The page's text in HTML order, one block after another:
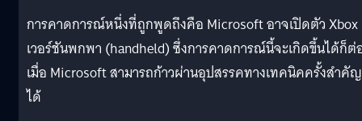
การคาดการณ์หนึ่งที่ถูกพูดถึงคือ Microsoft อาจเปิดตัว Xbox
เวอร์ชันพกพา (handheld) ซึ่งการคาดการณ์นี้จะเกิดขึ้นได้ก็ต่
เมื่อ Microsoft สามารถก้าวผ่านอุปสรรคทางเทคนิคครั้งสำคัญ
ได้